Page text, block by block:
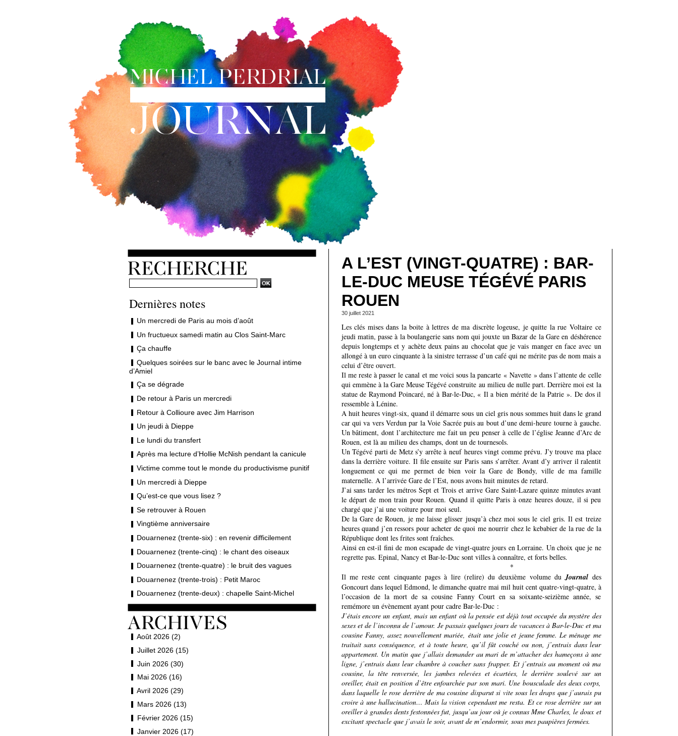
Dernières notes
Un mercredi de Paris au mois d’août
Un fructueux samedi matin au Clos Saint-Marc
Ça chauffe
Quelques soirées sur le banc avec le Journal intime
d’Amiel
Ça se dégrade
De retour à Paris un mercredi
Retour à Collioure avec Jim Harrison
Un jeudi à Dieppe
Le lundi du transfert
Après ma lecture d’Hollie McNish pendant la canicule
Victime comme tout le monde du productivisme punitif
Un mercredi à Dieppe
Qu’est-ce que vous lisez ?
Se retrouver à Rouen
Vingtième anniversaire
Douarnenez (trente-six) : en revenir difficilement
Douarnenez (trente-cinq) : le chant des oiseaux
Douarnenez (trente-quatre) : le bruit des vagues
Douarnenez (trente-trois) : Petit Maroc
Douarnenez (trente-deux) : chapelle Saint-Michel
Août 2026 (2)
Juillet 2026 (15)
Juin 2026 (30)
Mai 2026 (16)
Avril 2026 (29)
Mars 2026 (13)
Février 2026 (15)
Janvier 2026 (17)
A L’EST (VINGT-QUATRE) : BAR-
LE-DUC MEUSE TÉGÉVÉ PARIS
ROUEN
30 juillet 2021
Les clés mises dans la boite à lettres de ma discrète logeuse, je quitte la rue Voltaire ce
jeudi matin, passe à la boulangerie sans nom qui jouxte un Bazar de la Gare en déshérence
depuis longtemps et y achète deux pains au chocolat que je vais manger en face avec un
allongé à un euro cinquante à la sinistre terrasse d’un café qui ne mérite pas de nom mais a
celui d’être ouvert.
Il me reste à passer le canal et me voici sous la pancarte « Navette » dans l’attente de celle
qui emmène à la Gare Meuse Tégévé construite au milieu de nulle part. Derrière moi est la
statue de Raymond Poincaré, né à Bar-le-Duc, « Il a bien mérité de la Patrie ». De dos il
ressemble à Lénine.
A huit heures vingt-six, quand il démarre sous un ciel gris nous sommes huit dans le grand
car qui va vers Verdun par la Voie Sacrée puis au bout d’une demi-heure tourne à gauche.
Un bâtiment, dont l’architecture me fait un peu penser à celle de l’église Jeanne d’Arc de
Rouen, est là au milieu des champs, dont un de tournesols.
Un Tégévé parti de Metz s’y arrête à neuf heures vingt comme prévu. J’y trouve ma place
dans la derrière voiture. Il file ensuite sur Paris sans s’arrêter. Avant d’y arriver il ralentit
longuement ce qui me permet de bien voir la Gare de Bondy, ville de ma famille
maternelle. A l’arrivée Gare de l’Est, nous avons huit minutes de retard.
J’ai sans tarder les métros Sept et Trois et arrive Gare Saint-Lazare quinze minutes avant
le départ de mon train pour Rouen. Quand il quitte Paris à onze heures douze, il si peu
chargé que j’ai une voiture pour moi seul.
De la Gare de Rouen, je me laisse glisser jusqu’à chez moi sous le ciel gris. Il est treize
heures quand j’en ressors pour acheter de quoi me nourrir chez le kebabier de la rue de la
République dont les frites sont fraîches.
Ainsi en est-il fini de mon escapade de vingt-quatre jours en Lorraine. Un choix que je ne
regrette pas. Epinal, Nancy et Bar-le-Duc sont villes à connaître, et forts belles.
*
Il me reste cent cinquante pages à lire (relire) du deuxième volume duJournal des
Goncourt dans lequel Edmond, le dimanche quatre mai mil huit cent quatre-vingt-quatre, à
l’occasion de la mort de sa cousine Fanny Court en sa soixante-seizième année, se
remémore un évènement ayant pour cadre Bar-le-Duc :
J’étais encore un enfant, mais un enfant où la pensée est déjà tout occupée du mystère des
sexes et de l’inconnu de l’amour. Je passais quelques jours de vacances à Bar-le-Duc et ma
cousine Fanny, assez nouvellement mariée, était une jolie et jeune femme. Le ménage me
traitait sans conséquence, et à toute heure, qu’il fût couché ou non, j’entrais dans leur
appartement. Un matin que j’allais demander au mari de m’attacher des hameçons à une
ligne, j’entrais dans leur chambre à coucher sans frapper. Et j’entrais au moment où ma
cousine, la tête renversée, les jambes relevées et écartées, le derrière soulevé sur un
oreiller, était en position d’être enfourchée par son mari. Une bousculade des deux corps,
dans laquelle le rose derrière de ma cousine disparut si vite sous les draps que j’aurais pu
croire à une hallucination… Mais la vision cependant me resta. Et ce rose derrière sur un
oreiller à grandes dents festonnées fut, jusqu’au jour où je connus Mme Charles, le doux et
excitant spectacle que j’avais le soir, avant de m’endormir, sous mes paupières fermées.